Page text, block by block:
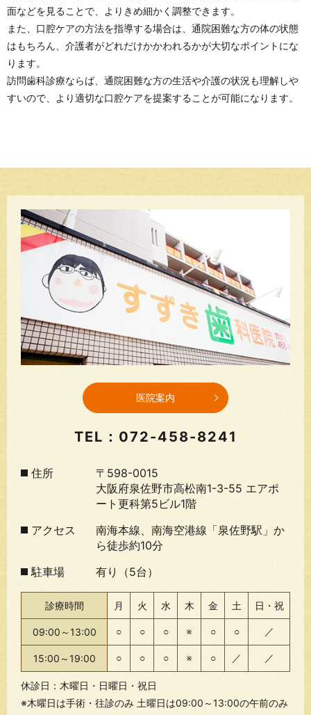
面などを見ることで、よりきめ細かく調整できます。
また、口腔ケアの方法を指導する場合は、通院困難な方の体の状態
はもちろん、介護者がどれだけかかわれるかが大切なポイントにな
ります。
訪問歯科診療ならば、通院困難な方の生活や介護の状況も理解しや
すいので、より適切な口腔ケアを提案することが可能になります。
医院案内
TEL： 072-458-8241
住所
〒598-0015
大阪府泉佐野市高松南1-3-55 エアポ
ート更科第5ビル1階
アクセス
南海本線、南海空港線「泉佐野駅」か
ら徒歩約10分
駐車場
有り（5台）
診療時間 月 火 水 木 金 土 日・祝
09:00～13:00 ○ ○ ○ ※ ○ ○ ／
15:00～19:00 ○ ○ ○ ※ ○ ／ ／
休診日：木曜日・日曜日・祝日
※木曜日は手術・往診のみ 土曜日は09:00～13:00の午前のみ